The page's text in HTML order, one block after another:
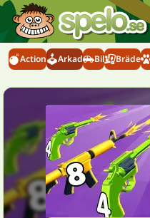
Action Arkad Bil Bräde